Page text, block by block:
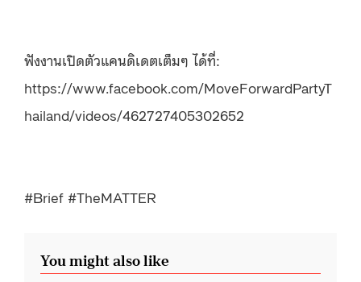
ฟังงานเปิดตัวแคนดิเดตเต็มๆ ได้ที่:
https://www.facebook.com/MoveForwardPartyT
hailand/videos/462727405302652
#Brief #TheMATTER
You might also like